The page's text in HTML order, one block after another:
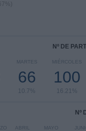
Nº DE
MARTES
66
10.7%
MIÉRCOLES
100
16.21%
Nº
ABRIL MAYO